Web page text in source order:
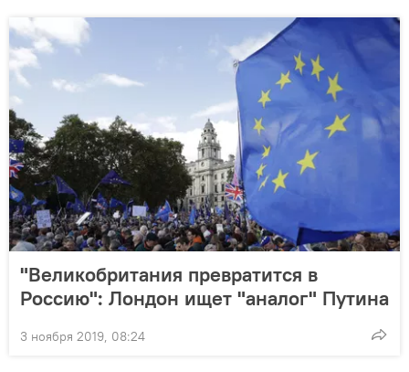
"Великобритания превратится в
Россию": Лондон ищет "аналог" Путина
3 ноября 2019, 08:24